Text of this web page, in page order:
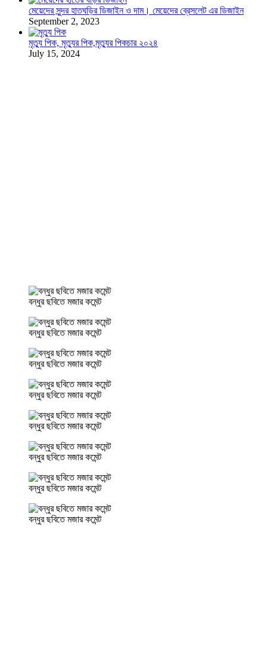
মেয়েদের সুন্দর হাতঘড়ির ডিজাইন ও দাম। মেয়েদের ব্রেসলেট এর ডিজাইন
September 2, 2023
মৃত্যু পিক, মৃত্যুর পিক,মৃত্যুর পিকচার ২০২৪
July 15, 2024
বন্ধুর ছবিতে মজার কমেন্ট
বন্ধুর ছবিতে মজার কমেন্ট
বন্ধুর ছবিতে মজার কমেন্ট
বন্ধুর ছবিতে মজার কমেন্ট
বন্ধুর ছবিতে মজার কমেন্ট
বন্ধুর ছবিতে মজার কমেন্ট
বন্ধুর ছবিতে মজার কমেন্ট
বন্ধুর ছবিতে মজার কমেন্ট